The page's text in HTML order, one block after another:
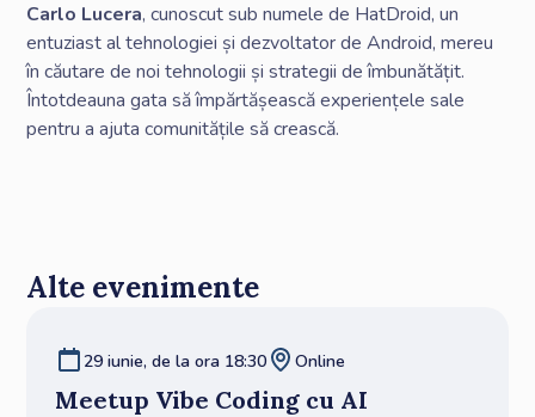
Carlo Lucera, cunoscut sub numele de HatDroid, un
entuziast al tehnologiei și dezvoltator de Android, mereu
în căutare de noi tehnologii și strategii de îmbunătățit.
Întotdeauna gata să împărtășească experiențele sale
pentru a ajuta comunitățile să crească.
Alte evenimente
29 iunie, de la ora 18:30 Online
Meetup Vibe Coding cu AI